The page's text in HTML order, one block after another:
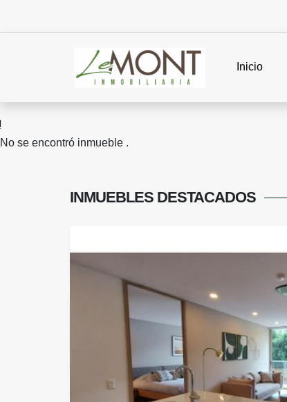
Inicio
No se encontró inmueble .
INMUEBLES DESTACADOS